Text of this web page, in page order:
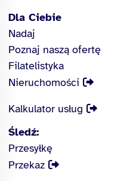
Dla Ciebie
Nadaj
Poznaj naszą ofertę
Filatelistyka
Nieruchomości
Kalkulator usług
Śledź:
Przesyłkę
Przekaz